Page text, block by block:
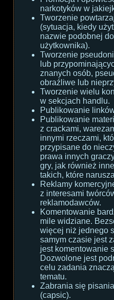
narkotyków w
Tworzenie
(sytuacja, kiedy
nazwie podobnej
użytkownika).
Tworzenie
lub
znanych osób,
obraźliwe lub
Tworzenie wielu
w sekcjach handlu.
Publikowanie
Publikowanie
z crackami,
innymi rzeczami,
przypisane do
prawa innych
gry, jak również
takich, które
Reklamy
z interesami
reklamodawców.
Komentowanie
mile widziane.
więcej niż jednego
samym czasie jest
jest komentowanie
Dozwolone jest
celu zadania
tematu.
Zabrania się
(capsic).